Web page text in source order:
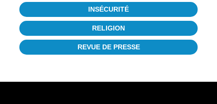
INSÉCURITÉ
RELIGION
REVUE DE PRESSE